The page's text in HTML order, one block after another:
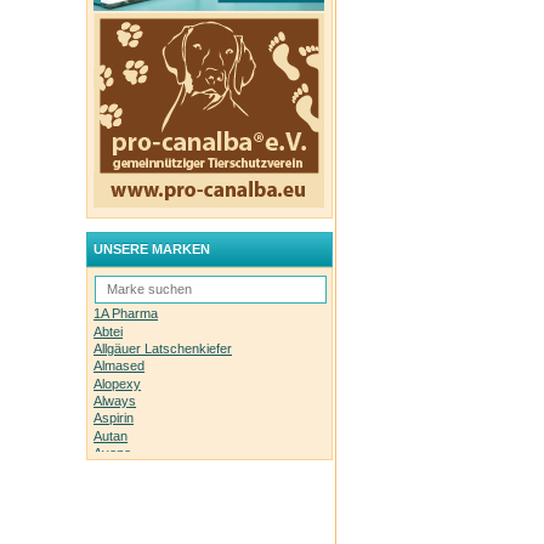
UNSERE MARKEN
1A Pharma
Abtei
Allgäuer Latschenkiefer
Almased
Alopexy
Always
Aspirin
Autan
Avene